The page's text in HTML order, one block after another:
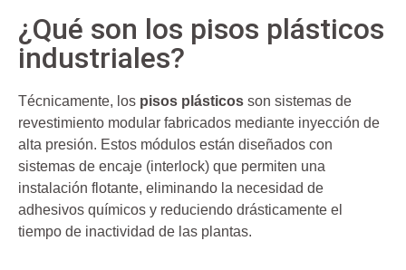
¿Qué son los pisos plásticos
industriales?
Técnicamente, los pisos plásticos son sistemas de
revestimiento modular fabricados mediante inyección de
alta presión. Estos módulos están diseñados con
sistemas de encaje (interlock) que permiten una
instalación flotante, eliminando la necesidad de
adhesivos químicos y reduciendo drásticamente el
tiempo de inactividad de las plantas.